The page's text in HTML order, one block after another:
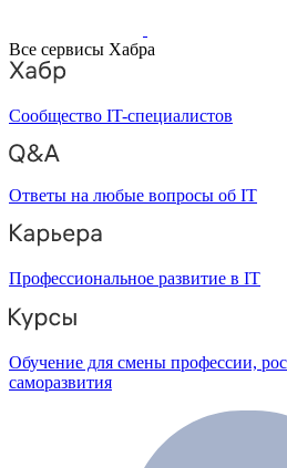
Все сервисы Хабра
Сообщество IT-специалистов
Ответы на любые вопросы об IT
Профессиональное развитие в IT
Обучение для смены профессии,
саморазвития